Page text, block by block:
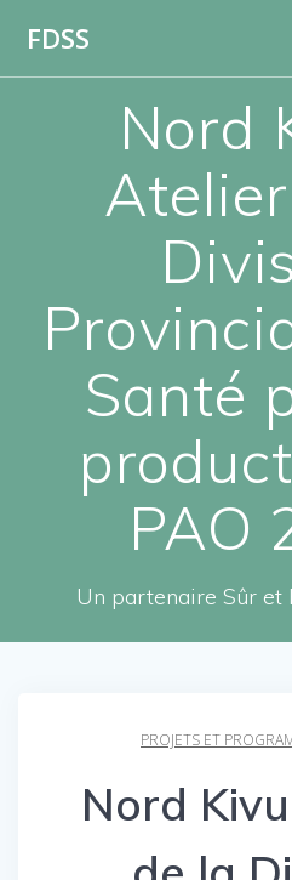
FDSS
Nord
Santé
PAO
Un partenaire Sûr
PROJETS ET
Nord